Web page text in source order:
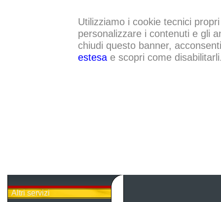
Utilizziamo i cookie tecnici
personalizzare i contenuti e gli
chiudi questo banner,
estesae scopri come
Altri servizi